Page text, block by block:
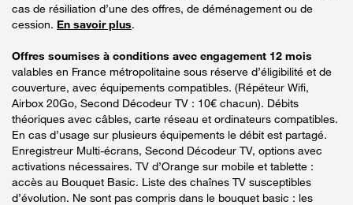
cas de résiliation d’une des offres, de déménagement ou de
cession. En savoir plus.
Offres soumises à conditions avec engagement 12 mois
valables en France métropolitaine sous réserve d’éligibilité et de
couverture, avec équipements compatibles. (Répéteur Wifi,
Airbox 20Go, Second Décodeur TV : 10€ chacun). Débits
théoriques avec câbles, carte réseau et ordinateurs compatibles.
En cas d’usage sur plusieurs équipements le débit est partagé.
Enregistreur Multi-écrans, Second Décodeur TV, options avec
activations nécessaires. TV d’Orange sur mobile et tablette :
accès au Bouquet Basic. Liste des chaînes TV susceptibles
d’évolution. Ne sont pas compris dans le bouquet basic : les